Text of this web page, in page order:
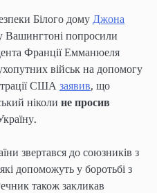
Білого дому Джона
Вашингтоні попросили
Франції Емманюеля
військ на допомогу
США заявив, що
ніколи не просив
звертався до союзників з
допоможуть у боротьбі з
також закликав